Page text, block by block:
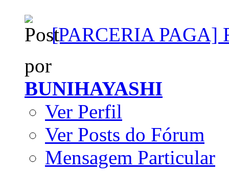
[PARCERIA PAGA]
por
BUNIHAYASHI
Ver Perfil
Ver Posts do Fórum
Mensagem Particular